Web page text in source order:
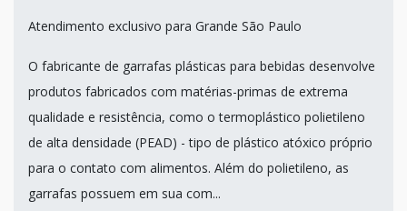
Atendimento exclusivo para Grande São Paulo
O fabricante de garrafas plásticas para bebidas desenvolve
produtos fabricados com matérias-primas de extrema
qualidade e resistência, como o termoplástico polietileno
de alta densidade (PEAD) - tipo de plástico atóxico próprio
para o contato com alimentos. Além do polietileno, as
garrafas possuem em sua com...